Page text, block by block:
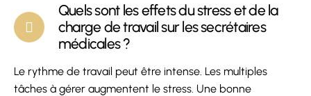
Quels sont les effets du stress et de la
charge de travail sur les secrétaires
médicales ?
Le rythme de travail peut être intense. Les multiples
tâches à gérer augmentent le stress. Une bonne